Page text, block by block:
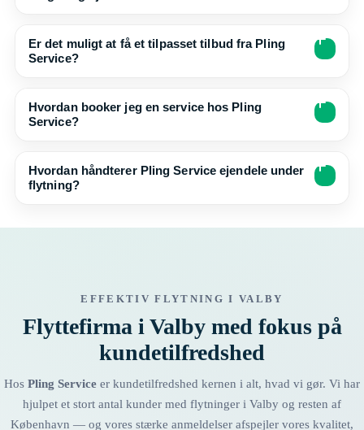
Er det muligt at få et tilpasset tilbud fra Pling
Service?
Hvordan booker jeg en service hos Pling
Service?
Hvordan håndterer Pling Service ejendele under
flytning?
EFFEKTIV FLYTNING I VALBY
Flyttefirma i Valby med fokus på
kundetilfredshed
Hos Pling Service er kundetilfredshed kernen i alt, hvad vi gør. Vi har
hjulpet et stort antal kunder med flytninger i Valby og resten af
København — og vores stærke anmeldelser afspejler vores kvalitet,